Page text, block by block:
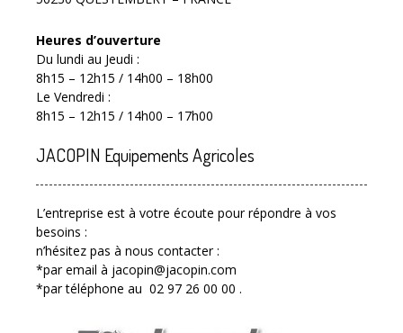
Heures d’ouverture
Du lundi au Jeudi :
8h15 – 12h15 / 14h00 – 18h00
Le Vendredi :
8h15 – 12h15 / 14h00 – 17h00
JACOPIN Equipements Agricoles
L’entreprise est à votre écoute pour répondre à vos
besoins :
n’hésitez pas à nous contacter :
*par email à jacopin@jacopin.com
*par téléphone au 02 97 26 00 00 .